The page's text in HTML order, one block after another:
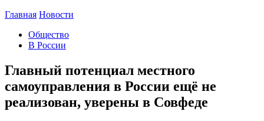
Главная Новости
Общество
В России
Главный потенциал местного
самоуправления в России ещё не
реализован, уверены в Совфеде